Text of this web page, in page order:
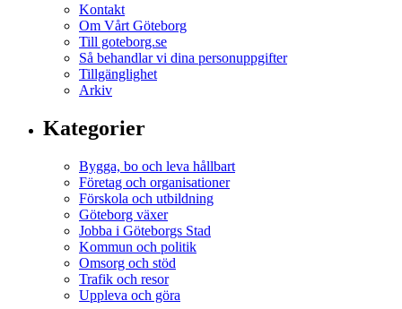
Kontakt
Om Vårt Göteborg
Till goteborg.se
Så behandlar vi dina personuppgifter
Tillgänglighet
Arkiv
Kategorier
Bygga, bo och leva hållbart
Företag och organisationer
Förskola och utbildning
Göteborg växer
Jobba i Göteborgs Stad
Kommun och politik
Omsorg och stöd
Trafik och resor
Uppleva och göra